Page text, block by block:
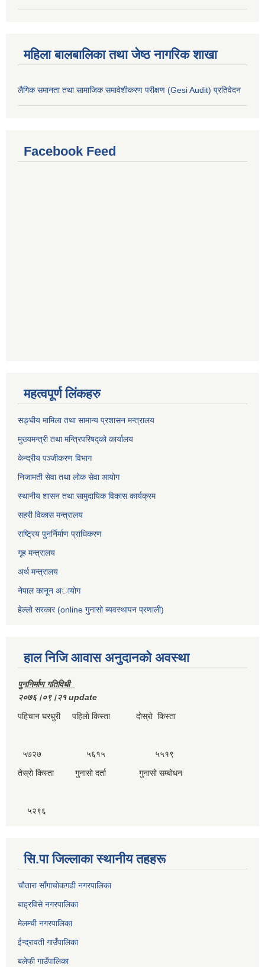
महिला बालबालिका तथा जेष्ठ नागरिक शाखा
लैगिक समानता तथा सामाजिक समावेशीकरण परीक्षण (Gesi Audit) प्रतिवेदन
Facebook Feed
महत्वपूर्ण लिंकहरु
सङ्घीय मामिला तथा सामान्य प्रशासन मन्त्रालय
मुख्यमन्त्री तथा मन्त्रिपरिषद्को कार्यालय
केन्द्रीय पञ्जीकरण विभाग
निजामती सेवा तथा लोक सेवा आयोग
स्थानीय शासन तथा सामुदायिक विकास कार्यक्रम
सहरी विकास मन्त्रालय
राष्ट्रिय पुनर्निर्माण प्राधिकरण
गृह मन्त्रालय
अर्थ मन्त्रालय
नेपाल कानून अायोग
हेल्लो सरकार (online गुनासो ब्यवस्थापन प्रणाली)
हाल निजि आवास अनुदानकाे अवस्था
पुननिर्माण गतिविधी
२०७६।०९।२१ update
पहिचान घरधुरी पहिलाे किस्ता दाेस्राे किस्ता
५७२७ ५६१५ ५५१९
तेस्राे किस्ता गुनासाे दर्ता गुनासाे सम्बाेधन
५२९६
सि.पा जिल्लाका स्थानीय तहहरू
चाैतारा साँगाचाेकगढी नगरपालिका
बाह्रविसे नगरपालिका
मेलम्ची नगरपालिका
ईन्द्रावती गाउँपालिका
बलेफी गाउँपालिका